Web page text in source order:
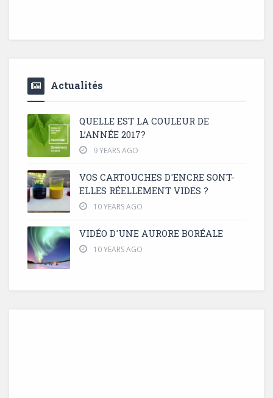
Actualités
QUELLE EST LA COULEUR DE
L’ANNÉE 2017?
9 YEARS AGO
VOS CARTOUCHES D'ENCRE SONT-
ELLES RÉELLEMENT VIDES ?
10 YEARS AGO
VIDÉO D'UNE AURORE BORÉALE
10 YEARS AGO